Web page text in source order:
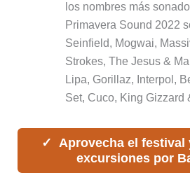
los nombres más
Primavera Sound 2022
Seinfield, Mogwai,
Strokes, The Jesus &
Lipa, Gorillaz, Interpol,
Set, Cuco, King Gizzard
Aprovecha el festival
excursiones por